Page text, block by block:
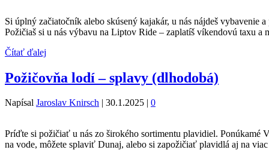
Si úplný začiatočník alebo skúsený kajakár, u nás nájdeš
Požičiaš si u nás výbavu na Liptov Ride – zaplatíš víkendovú taxu
Čítať ďalej
Požičovňa lodí – splavy (dlhodobá)
Napísal Jaroslav Knirsch | 30.1.2025 | 0
Príďte si požičiať u nás zo širokého sortimentu plavidiel.
na vode, môžete splaviť Dunaj, alebo si zapožičiať plavidlá aj na